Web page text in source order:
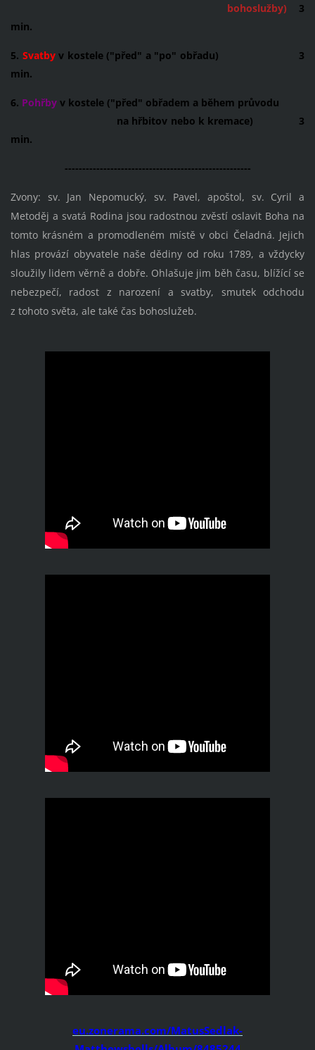
bohoslužby) 3
min.
5. Svatbyv kostele ("před" a "po" obřadu) 3
min.
6. Pohřbyv kostele ("před" obřadem a během průvodu
na hřbitov nebo k kremace) 3
min.
-----------------------------------------------------
Zvony: sv. Jan Nepomucký, sv. Pavel, apoštol, sv. Cyril a
Metoděj a svatá Rodina jsou radostnou zvěstí oslavit Boha na
tomto krásném a promodleném místě v obci Čeladná. Jejich
hlas provází obyvatele naše dědiny od roku 1789, a vždycky
sloužily lidem věrně a dobře. Ohlašuje jim běh času, blížící se
nebezpečí, radost z narození a svatby, smutek odchodu
z tohoto světa, ale také čas bohoslužeb.
eu.zonerama.com/MatusSedlak-